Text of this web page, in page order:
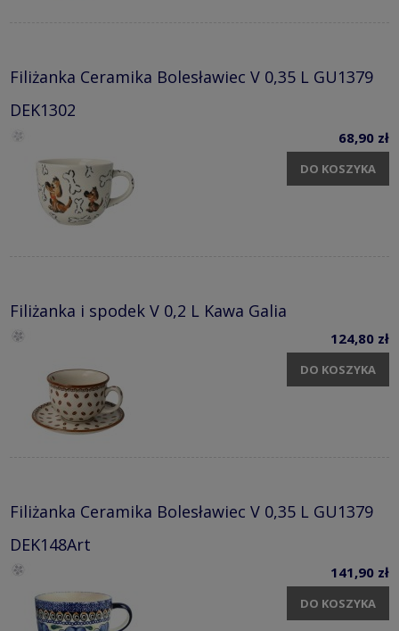
Filiżanka Ceramika Bolesławiec V 0,35 L GU1379
DEK1302
68,90 zł
DO KOSZYKA
Filiżanka i spodek V 0,2 L Kawa Galia
124,80 zł
DO KOSZYKA
Filiżanka Ceramika Bolesławiec V 0,35 L GU1379
DEK148Art
141,90 zł
DO KOSZYKA